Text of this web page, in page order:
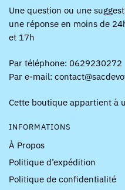
Une question ou une
une réponse en moins de
et 17h
Par téléphone: 0629230272
Par e-mail:
Cette boutique appartient à
INFORMATIONS
À Propos
Politique d’expédition
Politique de confidentialité